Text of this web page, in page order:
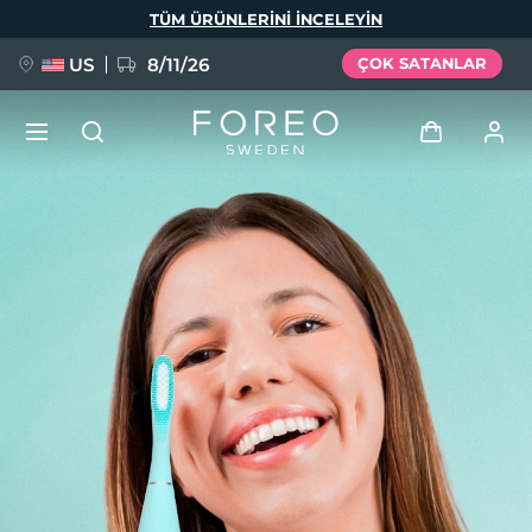
TÜM ÜRÜNLERINI INCELEYIN
US 8/11/26 ÇOK SATANLAR
Kullanici profi̇li̇
Cihazlarım
Siparişlerim
Adresim
Aboneliklerim
FAQ™ Pure Beauty-Tech Elixir
BREAKING NEWS
issa™ Teeth Whitening Set
Dil Seçimi
Deutsch
Español
Français
Italiano
Português
Svenska
Русский
简体中文 繁體中文